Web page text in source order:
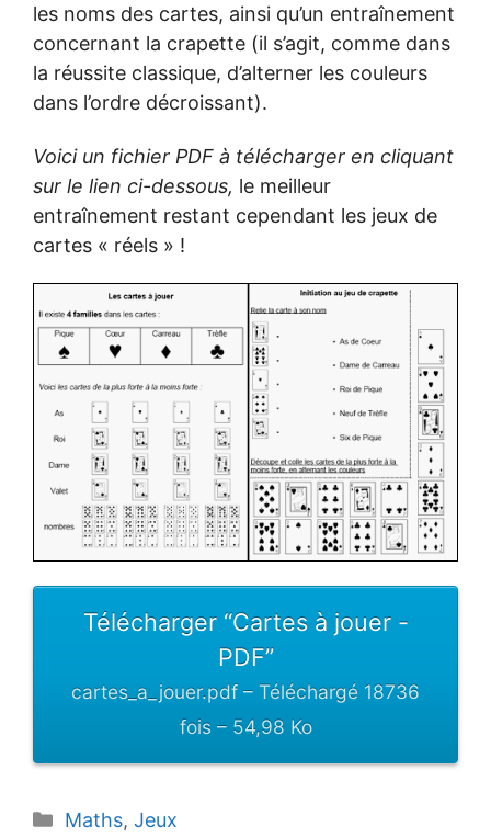
les noms des cartes, ainsi qu’un entraînement
concernant la crapette (il s’agit, comme dans
la réussite classique, d’alterner les couleurs
dans l’ordre décroissant).
Voici un fichier PDF à télécharger en cliquant
sur le lien ci-dessous, le meilleur
entraînement restant cependant les jeux de
cartes « réels » !
Télécharger “Cartes à jouer -
PDF”
cartes_a_jouer.pdf – Téléchargé 18736
fois – 54,98 Ko
Catégories
Maths, Jeux